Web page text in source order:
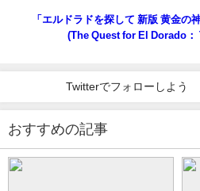
「エルドラドを探して 新版 黄金の
(The Quest for El Dorado：
Twitterでフォローしよう
おすすめの記事